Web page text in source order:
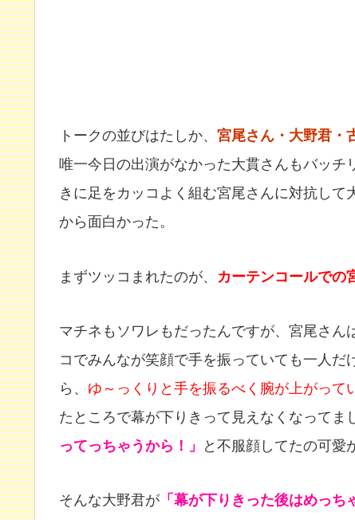
トークの並びはたしか、 宮尾さん・大野君・
唯一今日の出演がなかった大貫さんもバッチ
きに足をカッコよく組む宮尾さんに対抗し
から面白かった。
まずツッコまれたのが、 カーテンコールでの
マチネもソワレもだったんですが、宮尾さ
コでみんなが笑顔で手を振っていても一人だ
ら、 ゆ～っくりと手を振るべく腕が上がって
たところで幕が下りきって見えなくなってま
ってっちゃうから！」
と不服顔してたの可愛
そんな大野君が 「幕が下りきった後はめっち